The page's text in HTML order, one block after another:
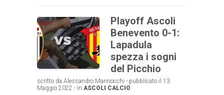
Playoff Ascoli
Benevento 0-1:
Lapadula
spezza i sogni
del Picchio
scritto da Alessandro Mannocchi - pubblicato il 13
Maggio 2022 - in ASCOLI CALCIO